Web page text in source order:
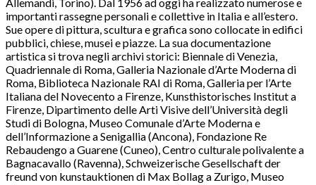
Allemandi, Torino). Dal 1956 ad oggi ha realizzato numerose e
importanti rassegne personali e collettive in Italia e all’estero.
Sue opere di pittura, scultura e grafica sono collocate in edifici
pubblici, chiese, musei e piazze. La sua documentazione
artistica si trova negli archivi storici: Biennale di Venezia,
Quadriennale di Roma, Galleria Nazionale d’Arte Moderna di
Roma, Biblioteca Nazionale RAI di Roma, Galleria per l’Arte
Italiana del Novecento a Firenze, Kunsthistorisches Institut a
Firenze, Dipartimento delle Arti Visive dell’Università degli
Studi di Bologna, Museo Comunale d’Arte Moderna e
dell’Informazione a Senigallia (Ancona), Fondazione Re
Rebaudengo a Guarene (Cuneo), Centro culturale polivalente a
Bagnacavallo (Ravenna), Schweizerische Gesellschaft der
freund von kunstauktionen di Max Bollag a Zurigo, Museo